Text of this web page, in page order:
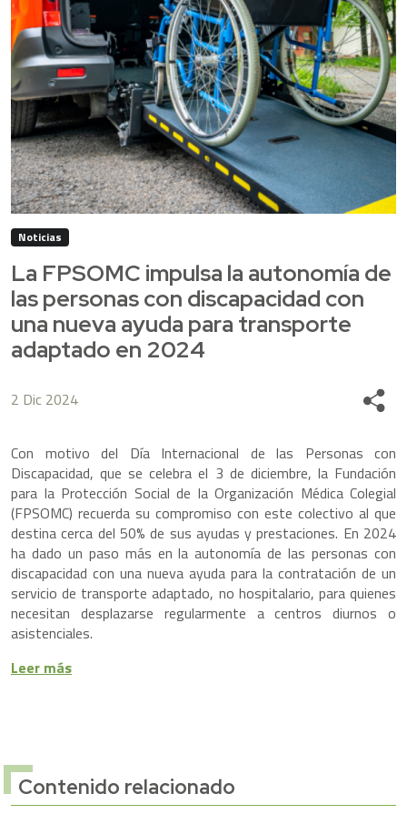
Noticias
La FPSOMC impulsa la autonomía de
las personas con discapacidad con
una nueva ayuda para transporte
adaptado en 2024
2 Dic 2024 Share
Con motivo del Día Internacional de las Personas con
Discapacidad, que se celebra el 3 de diciembre, la Fundación
para la Protección Social de la Organización Médica Colegial
(FPSOMC) recuerda su compromiso con este colectivo al que
destina cerca del 50% de sus ayudas y prestaciones. En 2024
ha dado un paso más en la autonomía de las personas con
discapacidad con una nueva ayuda para la contratación de un
servicio de transporte adaptado, no hospitalario, para quienes
necesitan desplazarse regularmente a centros diurnos o
asistenciales.
Leer más
Contenido relacionado